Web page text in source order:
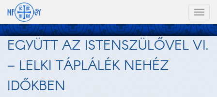
EGYÜTT AZ ISTENSZÜLŐVEL VI.
– LELKI TÁPLÁLÉK NEHÉZ
IDŐKBEN